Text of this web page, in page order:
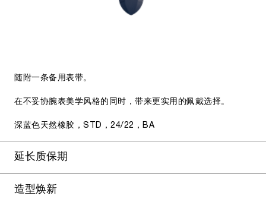
随附一条备用表带。
在不妥协腕表美学风格的同时，带来更实用的佩戴选择。
深蓝色天然橡胶，STD，24/22，BA
延长质保期
造型焕新